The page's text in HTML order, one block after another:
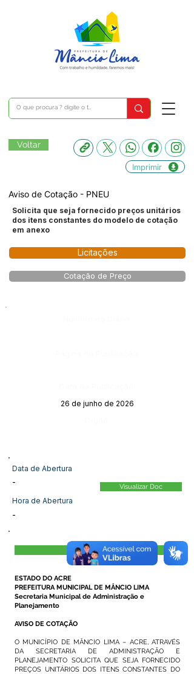
Voltar
Imprimir
Aviso de Cotação - PNEU
Solicita que seja fornecido preços unitários
dos itens constantes do modelo de cotação
em anexo
Licitações
Cotação de Preço
26 de junho de 2026
Data de Abertura
-
Hora de Abertura
-
Visualizar Doc
Visualizar
ESTADO DO ACRE
PREFEITURA MUNICIPAL DE MÂNCIO LIMA
Secretaria Municipal de Administração e
Planejamento
AVISO DE COTAÇÃO
O MUNICÍPIO DE MÂNCIO LIMA – ACRE, ATRAVÉS
DA SECRETARIA DE ADMINISTRAÇÃO E
PLANEJAMENTO SOLICITA QUE SEJA FORNECIDO
PREÇOS UNITÁRIOS DOS ITENS CONSTANTES DO